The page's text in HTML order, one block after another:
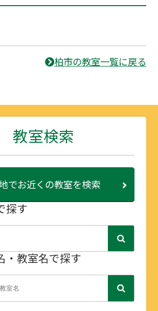
柏市の教室一覧に戻る
教室検索
でお近くの教室を検索
探す
・教室名で探す